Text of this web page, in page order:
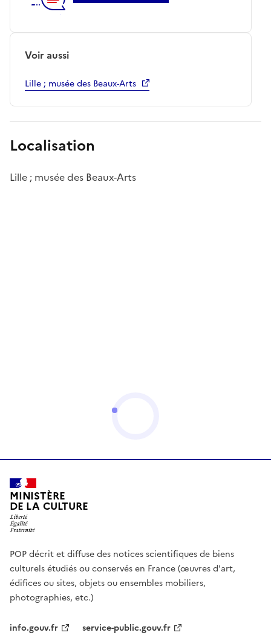
Voir aussi
Lille ; musée des Beaux-Arts
Localisation
Lille ; musée des Beaux-Arts
MINISTÈRE
DE LA CULTURE
POP décrit et diffuse des notices scientifiques de biens
culturels étudiés ou conservés en France (œuvres d'art,
édifices ou sites, objets ou ensembles mobiliers,
photographies, etc.)
info.gouv.fr service-public.gouv.fr